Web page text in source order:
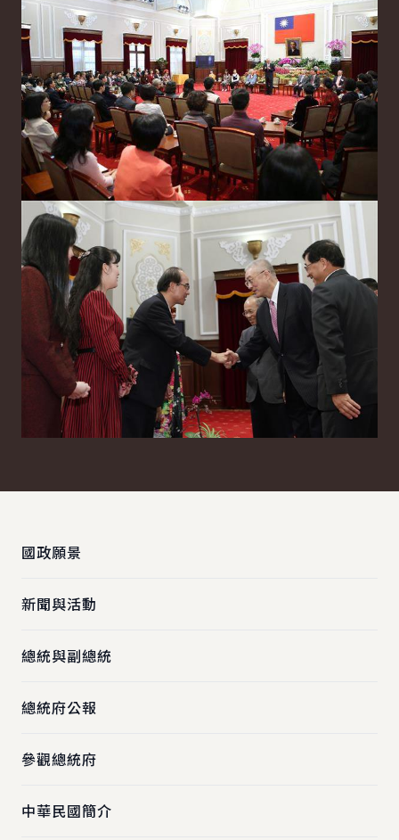
國政願景
新聞與活動
總統與副總統
總統府公報
參觀總統府
中華民國簡介